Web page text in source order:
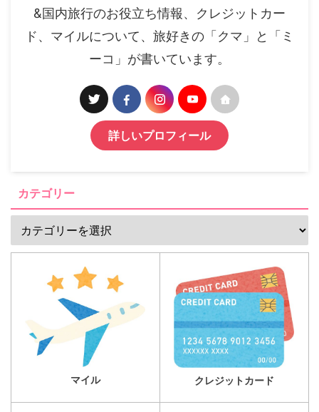
&国内旅行のお役立ち情報、クレジットカー
ド、マイルについて、旅好きの「クマ」と「ミ
ーコ」が書いています。
詳しいプロフィール
カテゴリー
マイル クレジットカード